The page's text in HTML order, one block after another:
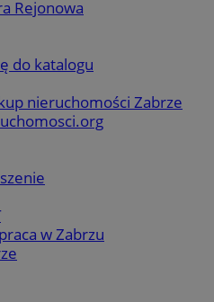
Rejonowa
do katalogu
nieruchomości Zabrze
w Zabrzu